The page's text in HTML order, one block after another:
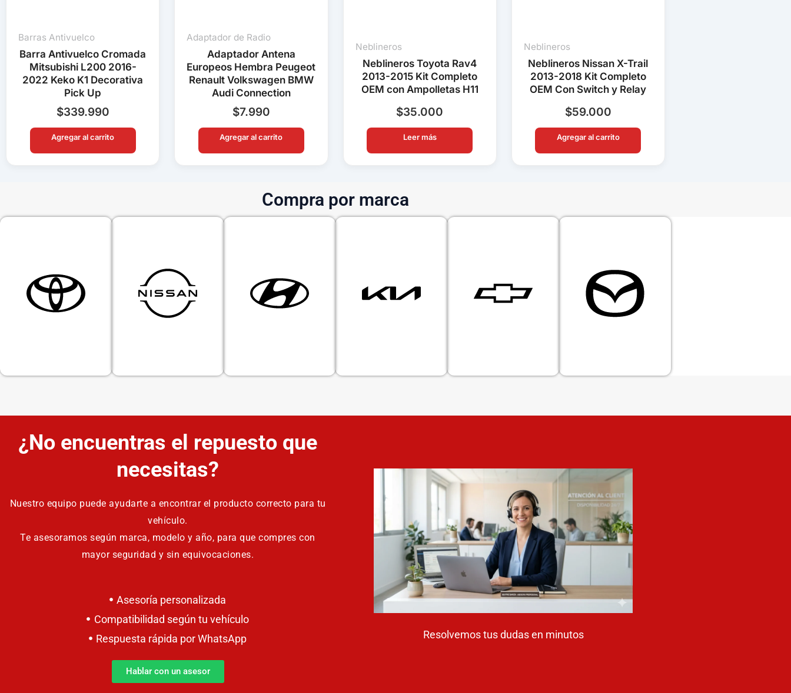
Barras Antivuelco
Barra Antivuelco Cromada
Mitsubishi L200 2016-
2022 Keko K1 Decorativa
Pick Up
$339.990
Agregar al carrito
Adaptador de Radio
Adaptador Antena
Europeos Hembra Peugeot
Renault Volkswagen BMW
Audi Connection
$7.990
Agregar al carrito
Neblineros
Neblineros Toyota Rav4
2013-2015 Kit Completo
OEM con Ampolletas H11
$35.000
Leer más
Neblineros
Neblineros Nissan X-Trail
2013-2018 Kit Completo
OEM Con Switch y Relay
$59.000
Agregar al carrito
Compra por marca
¿No encuentras el repuesto que
necesitas?
Nuestro equipo puede ayudarte a encontrar el producto correcto para tu
vehículo.
Te asesoramos según marca, modelo y año, para que compres con
mayor seguridad y sin equivocaciones.
Asesoría personalizada
Compatibilidad según tu vehículo
Respuesta rápida por WhatsApp
Hablar con un asesor
Resolvemos tus dudas en minutos